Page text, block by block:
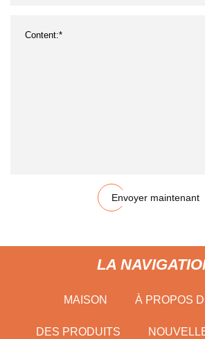
Envoyer maintenant
LA
MAISON À PROPOS
DES PRODUITS